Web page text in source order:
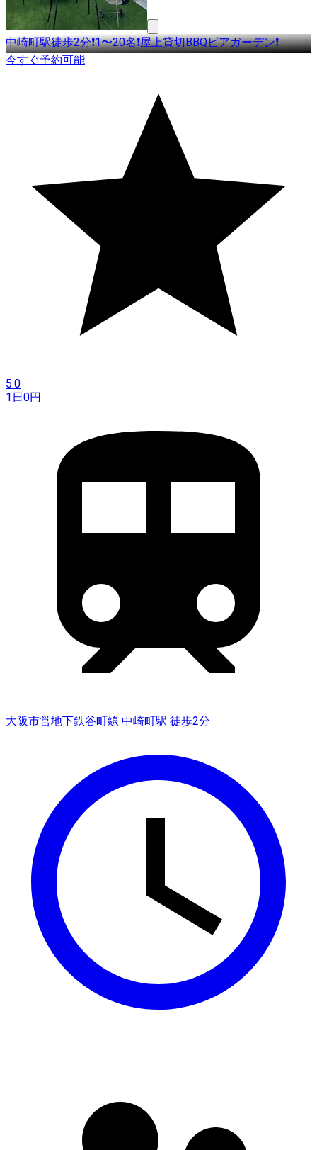
中崎町駅徒歩2分❗️1〜20名❗️屋上貸切BBQビアガーデン❗️
今すぐ予約可能
5.0
1日0円
大阪市営地下鉄谷町線 中崎町駅 徒歩2分